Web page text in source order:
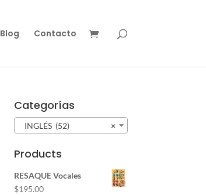
Blog Contacto
Categorías
×
INGLÉS (52)
Products
RESAQUE Vocales
$195.00